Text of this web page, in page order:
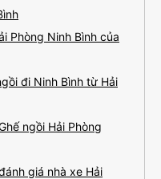
Phòng Ninh Bình của
đi Ninh Bình từ Hải
ngồi Hải Phòng
giá nhà xe Hải